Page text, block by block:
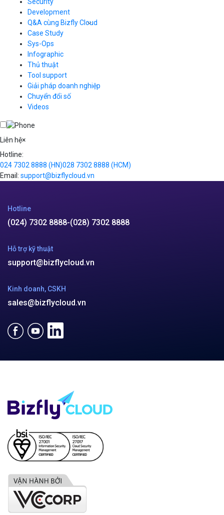
Auto Scaling
Container Registry
Kubernetes
Cloud Database
Call Center
Business Email
Simple Storage
VOD
VPN
Traffic Manager
Cloud VPS
Videos
Development
Q&A cùng Bizfly Cloud
Q&A về Bizfly Cloud Server
Thao tác kết nối tới server
Videos
Q&A về Bizfly Business Email
Videos
Case Study
Sys-Ops
Infographic
Thủ thuật
Tool support
Giải pháp doanh nghiệp
Chuyển đổi số
Videos
Liên hệ×
Hotline:
024 7302 8888 (HN)028 7302 8888 (HCM)
Email: support@bizflycloud.vn
Hotline
(024) 7302 8888-(028) 7302 8888
Hỗ trợ kỹ thuật
support@bizflycloud.vn
Kinh doanh, CSKH
sales@bizflycloud.vn